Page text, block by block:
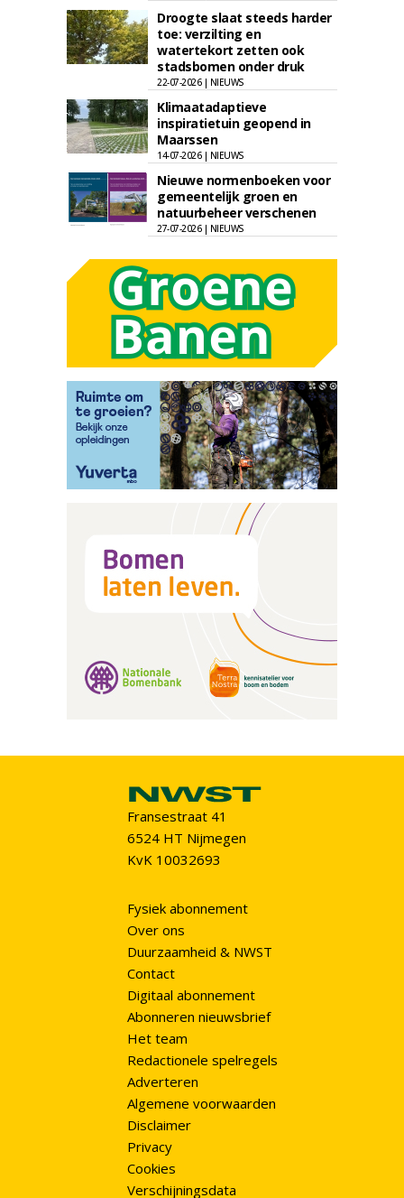
Droogte slaat steeds harder
toe: verzilting en
watertekort zetten ook
stadsbomen onder druk
22-07-2026 | NIEUWS
Klimaatadaptieve
inspiratietuin geopend in
Maarssen
14-07-2026 | NIEUWS
Nieuwe normenboeken voor
gemeentelijk groen en
natuurbeheer verschenen
27-07-2026 | NIEUWS
Fransestraat 41
6524 HT Nijmegen
KvK 10032693
Fysiek abonnement
Over ons
Duurzaamheid & NWST
Contact
Digitaal abonnement
Abonneren nieuwsbrief
Het team
Redactionele spelregels
Adverteren
Algemene voorwaarden
Disclaimer
Privacy
Cookies
Verschijningsdata